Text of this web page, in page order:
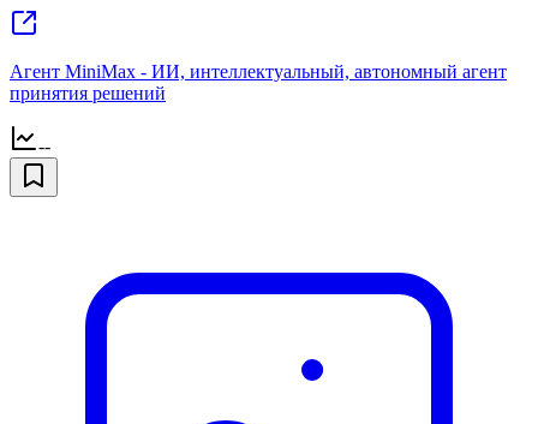
Агент MiniMax - ИИ, интеллектуальный, автономный агент
принятия решений
--